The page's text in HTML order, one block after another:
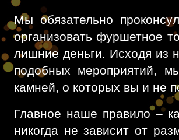
Мы обязательно
организовать фуршетное
лишние деньги. Исходя из
подобных мероприятий,
камней, о которых вы и не
Главное наше правило –
никогда не зависит от